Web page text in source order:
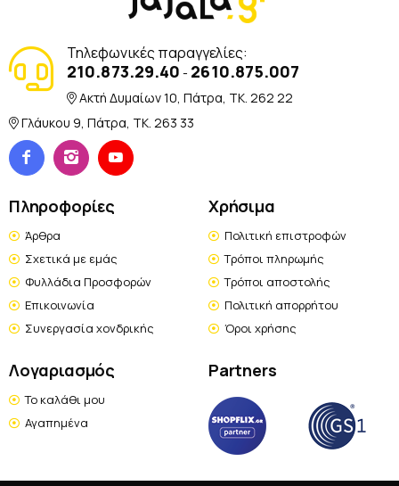
Τηλεφωνικές παραγγελίες:
210.873.29.40 - 2610.875.007
Ακτή Δυμαίων 10, Πάτρα, TK. 262 22
Γλάυκου 9, Πάτρα, TK. 263 33
Πληροφορίες
Άρθρα
Σχετικά με εμάς
Φυλλάδια Προσφορών
Επικοινωνία
Συνεργασία χονδρικής
Χρήσιμα
Πολιτική επιστροφών
Τρόποι πληρωμής
Τρόποι αποστολής
Πολιτική απορρήτου
Όροι χρήσης
Λογαριασμός
Το καλάθι μου
Αγαπημένα
Partners